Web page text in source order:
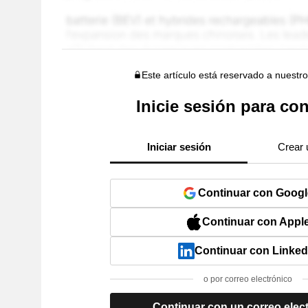
Este artículo está reservado a
Inicie sesión para
Iniciar sesión Crear
Continuar con
Continuar con
Continuar con
o por correo electrónico